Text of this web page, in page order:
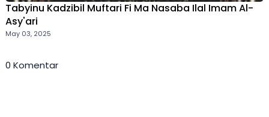
Tabyinu Kadzibil Muftari Fi Ma Nasaba Ilal Imam Al-
Asy'ari
May 03, 2025
0 Komentar